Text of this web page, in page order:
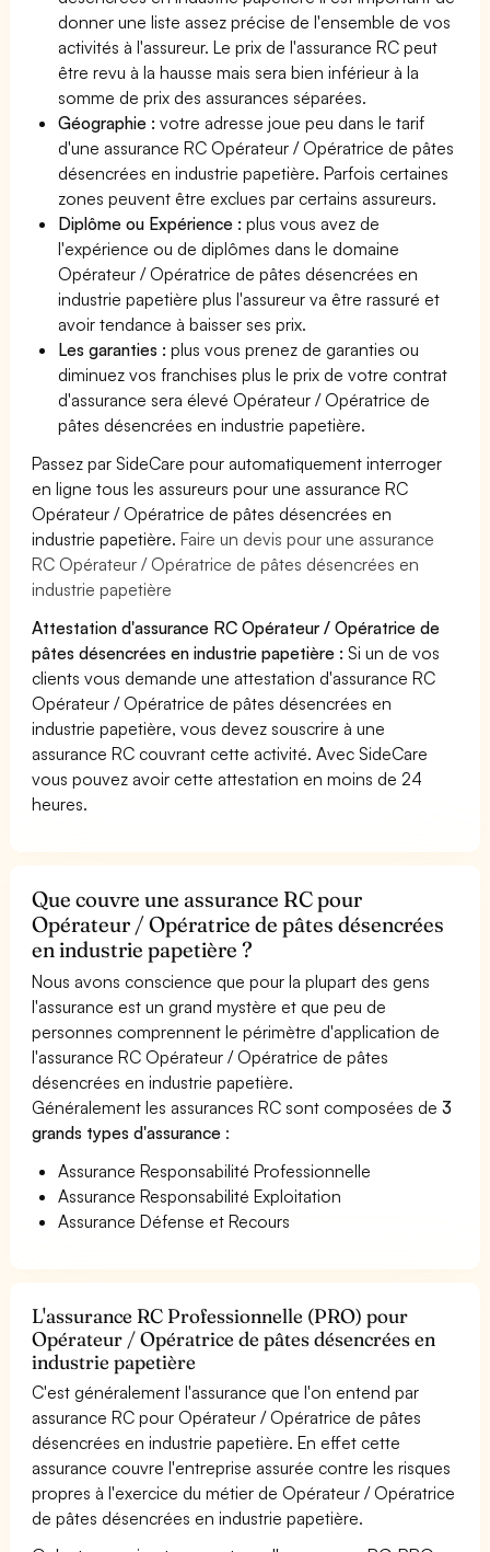
donner une liste assez précise de l'ensemble de vos
activités à l'assureur. Le prix de l'assurance RC peut
être revu à la hausse mais sera bien inférieur à la
somme de prix des assurances séparées.
Géographie :votre adresse joue peu dans le tarif
d'une assurance RC Opérateur / Opératrice de pâtes
désencrées en industrie papetière. Parfois certaines
zones peuvent être exclues par certains assureurs.
Diplôme ou Expérience :plus vous avez de
l'expérience ou de diplômes dans le domaine
Opérateur / Opératrice de pâtes désencrées en
industrie papetière plus l'assureur va être rassuré et
avoir tendance à baisser ses prix.
Les garanties :plus vous prenez de garanties ou
diminuez vos franchises plus le prix de votre contrat
d'assurance sera élevé Opérateur / Opératrice de
pâtes désencrées en industrie papetière.
Passez par SideCare pour automatiquement interroger
en ligne tous les assureurs pour une assurance RC
Opérateur / Opératrice de pâtes désencrées en
industrie papetière.Faire un devis pour une assurance
RC Opérateur / Opératrice de pâtes désencrées en
industrie papetière
Attestation d'assurance RC Opérateur / Opératrice de
pâtes désencrées en industrie papetière : Si un de vos
clients vous demande une attestation d'assurance RC
Opérateur / Opératrice de pâtes désencrées en
industrie papetière, vous devez souscrire à une
assurance RC couvrant cette activité. Avec SideCare
vous pouvez avoir cette attestation en moins de 24
heures.
Que couvre une assurance RC pour
Opérateur / Opératrice de pâtes désencrées
en industrie papetière ?
Nous avons conscience que pour la plupart des gens
l'assurance est un grand mystère et que peu de
personnes comprennent le périmètre d'application de
l'assurance RC Opérateur / Opératrice de pâtes
désencrées en industrie papetière.
Généralement les assurances RC sont composées de3
grands types d'assurance :
Assurance Responsabilité Professionnelle
Assurance Responsabilité Exploitation
Assurance Défense et Recours
L'assurance RC Professionnelle (PRO) pour
Opérateur / Opératrice de pâtes désencrées en
industrie papetière
C'est généralement l'assurance que l'on entend par
assurance RC pour Opérateur / Opératrice de pâtes
désencrées en industrie papetière. En effet cette
assurance couvre l'entreprise assurée contre les risques
propres à l'exercice du métier de Opérateur / Opératrice
de pâtes désencrées en industrie papetière.